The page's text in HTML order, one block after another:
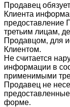
Продавец
Клиента
предоставление
третьим лицам,
Продавцом, для
Клиентом.
Не считается
информации в
применимыми
Продавец не
форме.